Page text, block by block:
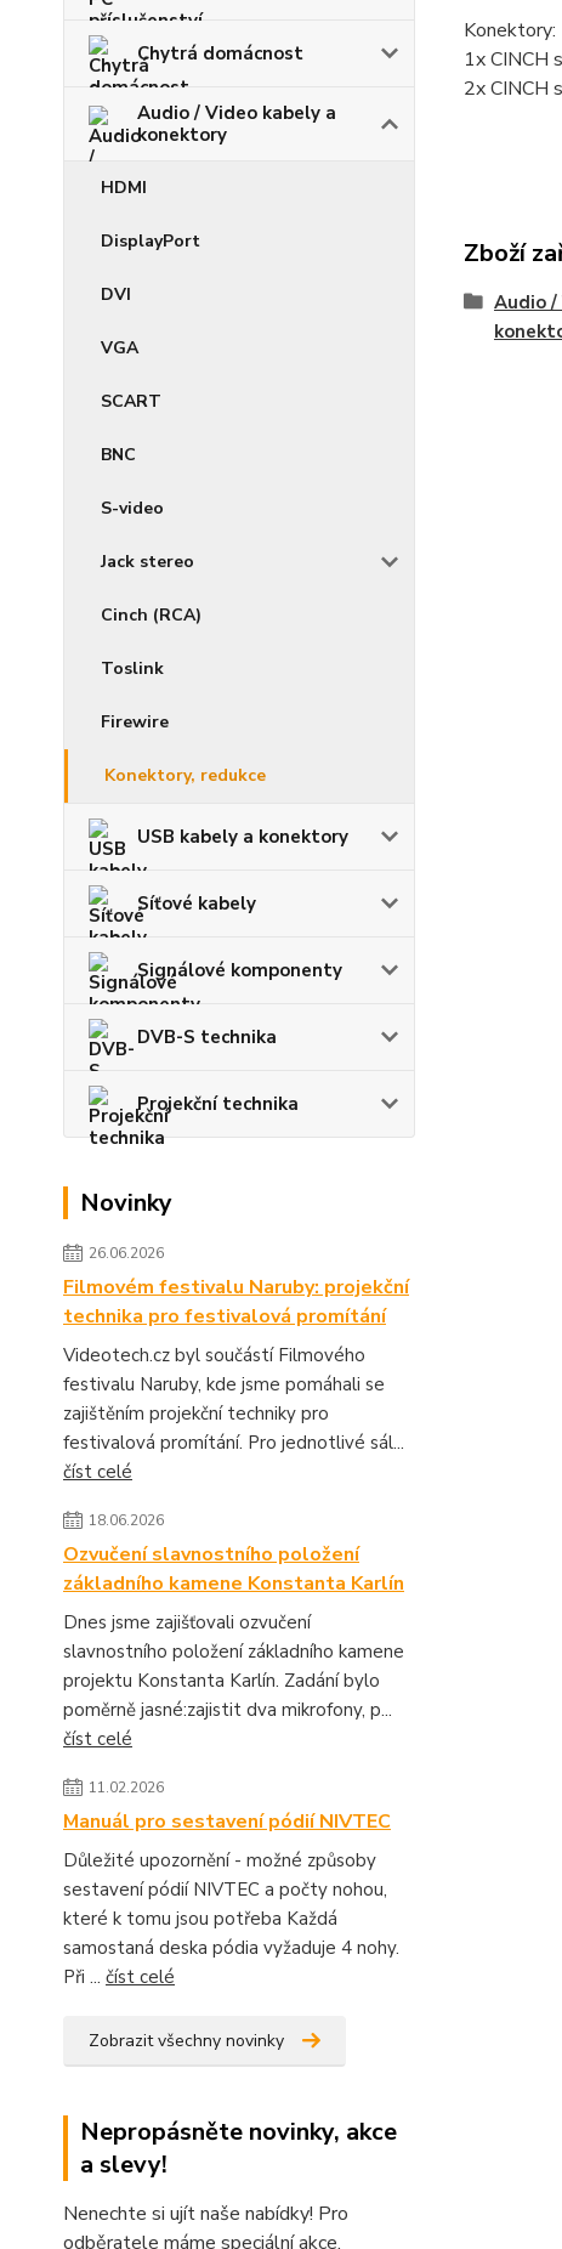
Chytrá domácnost
Audio / Video kabely a
konektory
HDMI
DisplayPort
DVI
VGA
SCART
BNC
S-video
Jack stereo
Cinch (RCA)
Toslink
Firewire
Konektory, redukce
USB kabely a konektory
Síťové kabely
Signálové komponenty
DVB-S technika
Projekční technika
Novinky
26.06.2026
Filmovém festivalu Naruby: projekční
technika pro festivalová promítání
Videotech.cz byl součástí Filmového
festivalu Naruby, kde jsme pomáhali se
zajištěním projekční techniky pro
festivalová promítání. Pro jednotlivé sál...
číst celé
18.06.2026
Ozvučení slavnostního položení
základního kamene Konstanta Karlín
Dnes jsme zajišťovali ozvučení
slavnostního položení základního kamene
projektu Konstanta Karlín. Zadání bylo
poměrně jasné:zajistit dva mikrofony, p...
číst celé
11.02.2026
Manuál pro sestavení pódií NIVTEC
Důležité upozornění - možné způsoby
sestavení pódií NIVTEC a počty nohou,
které k tomu jsou potřeba Každá
samostaná deska pódia vyžaduje 4 nohy.
Při ... číst celé
Zobrazit všechny novinky
Nepropásněte novinky, akce
a slevy!
Nenechte si ujít naše nabídky! Pro
odběratele máme speciální akce.
Konektory:
1x CINCH
2x CINCH
Zboží
Audio /